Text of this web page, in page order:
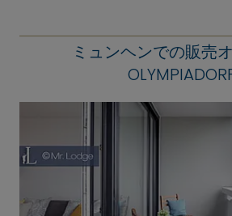
ミュンヘンでの販売